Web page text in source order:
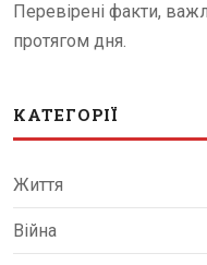
Перевірені факти,
протягом дня.
КАТЕГОРІЇ
Життя
Війна